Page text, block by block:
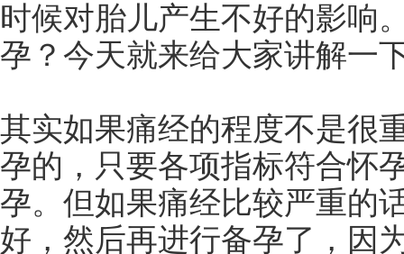
时候对胎儿产生不好的影响
孕？今天就来给大家讲解一
其实如果痛经的程度不是很
孕的，只要各项指标符合怀
孕。但如果痛经比较严重的
好，然后再进行备孕了，因